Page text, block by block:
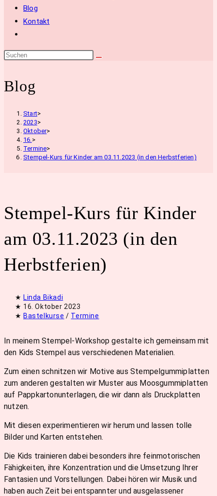
Blog
Kontakt
umschalten
Blog
Start>
2023>
Oktober>
16. >
Termine>
Stempel-Kurs für Kinder am 03.11.2023 (in den Herbstferien)
Stempel-Kurs für Kinder
am 03.11.2023 (in den
Herbstferien)
Beitrags-
Autor:
Linda Bikadi
Beitrag
veröffentlicht:
16. Oktober 2023
Beitrags-
Bastelkurse / Termine
In meinem Stempel-Workshop gestalte ich gemeinsam mit
den Kids Stempel aus verschiedenen Materialien.
Zum einen schnitzen wir Motive aus Stempelgummiplatten
zum anderen gestalten wir Muster aus Moosgummiplatten
auf Pappkartonunterlagen, die wir dann als Druckplatten
nutzen.
Mit diesen experimentieren wir herum und lassen tolle
Bilder und Karten entstehen.
Die Kids trainieren dabei besonders ihre feinmotorischen
Fähigkeiten, ihre Konzentration und die Umsetzung Ihrer
Fantasien und Vorstellungen. Dabei hören wir Musik und
haben auch Zeit bei entspannter und ausgelassener